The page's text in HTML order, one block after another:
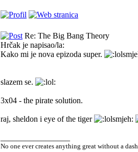
Re: The Big Bang Theory
Hrčak je napisao/la:
Kako mi je nova epizoda super.
slazem se.
3x04 - the pirate solution.
raj, sheldon i eye of the tiger
No one ever creates anything great without a